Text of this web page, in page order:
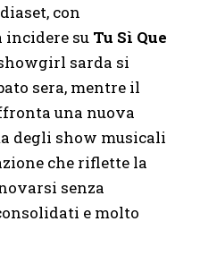
con
incidere su Tu Sì Que
sarda si
sera, mentre il
una nuova
degli show musicali
che riflette la
senza
e molto